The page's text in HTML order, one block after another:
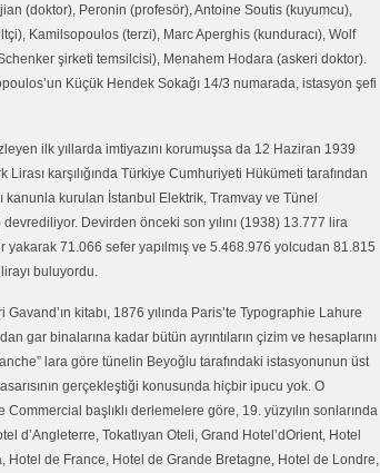
(doktor), Peronin (profesör), Antoine Soutis (kuyumcu),
Kamilsopoulos (terzi), Marc Aperghis (kunduracı), Wolf
şirketi temsilcisi), Menahem Hodara (askeri doktor).
Küçük Hendek Sokağı 14/3 numarada, istasyon şefi
ilk yıllarda imtiyazını korumuşsa da 12 Haziran 1939
karşılığında Türkiye Cumhuriyeti Hükümeti tarafından
kanunla kurulan İstanbul Elektrik, Tramvay ve Tünel
Devirden önceki son yılını (1938) 13.777 lira
71.066 sefer yapılmış ve 5.468.976 yolcudan 81.815
buluyordu.
kitabı, 1876 yılında Paris’te Typographie Lahure
gar binalarına kadar bütün ayrıntıların çizim ve hesaplarını
lara göre tünelin Beyoğlu tarafındaki istasyonunun üst
gerçekleştiği konusunda hiçbir ipucu yok. O
başlıklı derlemelere göre, 19. yüzyılın sonlarında
d’Angleterre, Tokatlıyan Oteli, Grand Hotel’dOrient, Hotel
de France, Hotel de Grande Bretagne, Hotel de Londre,